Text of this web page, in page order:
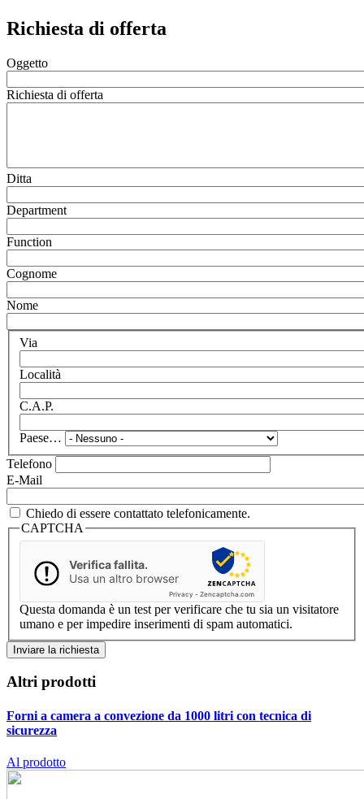
Richiesta di offerta
Oggetto
Richiesta di offerta
Ditta
Department
Function
Cognome
Nome
Via
Località
C.A.P.
Paese…
Telefono
E-Mail
Chiedo di essere contattato telefonicamente.
CAPTCHA
Verifica fallita.
Usa un altro browser
Privacy - Zencaptcha.com
Questa domanda è un test per verificare che tu sia un visitatore
umano e per impedire inserimenti di spam automatici.
Altri prodotti
Forni a camera a convezione da 1000 litri con tecnica di
sicurezza
Al prodotto